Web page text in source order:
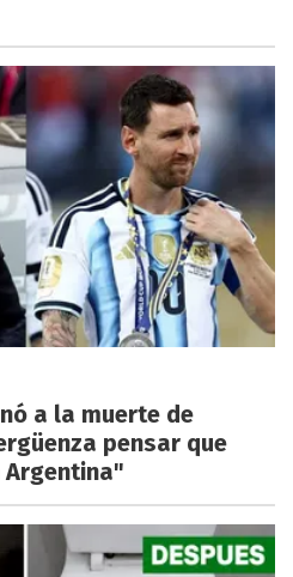
a la muerte de
pensar que
Argentina"